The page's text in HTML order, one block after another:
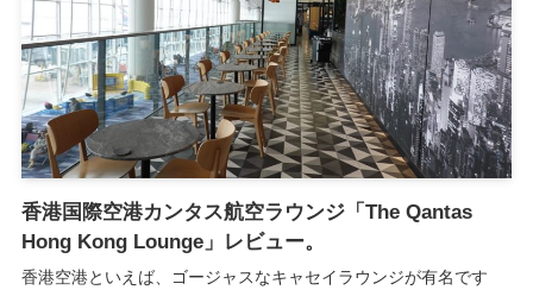
香港国際空港カンタス航空ラウンジ「The Qantas
Hong Kong Lounge」レビュー。
香港空港といえば、ゴージャスなキャセイラウンジが有名です